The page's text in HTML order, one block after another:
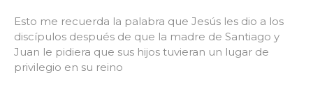
Esto me recuerda la palabra que Jesús les dio a los
discípulos después de que la madre de Santiago y
Juan le pidiera que sus hijos tuvieran un lugar de
privilegio en su reino